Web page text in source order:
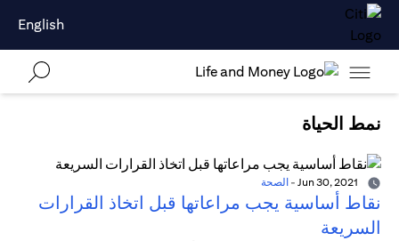
English
نمط الحياة
- الصحة
نقاط أساسية يجب مراعاتها قبل اتخاذ القرارات
السريعة